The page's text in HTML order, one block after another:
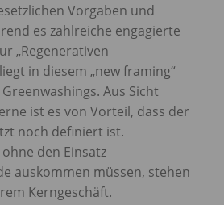
Vorgaben und
es zahlreiche engagierte
„Regenerativen
in diesem „new framing“
Aus Sicht
ist es von Vorteil, dass der
noch definiert ist.
den Einsatz
auskommen müssen, stehen
Kerngeschäft.